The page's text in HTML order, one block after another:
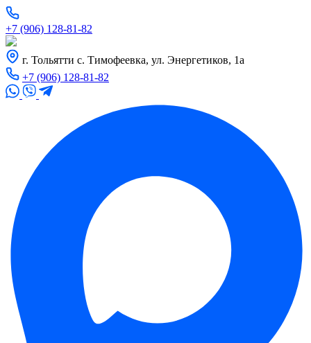
+7 (906) 128-81-82
г. Тольятти с. Тимофеевка, ул. Энергетиков, 1а
+7 (906) 128-81-82